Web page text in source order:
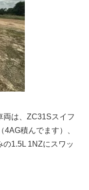
両は、ZC31Sスイフ
4AG積んでます）、
1.5L 1NZにスワッ